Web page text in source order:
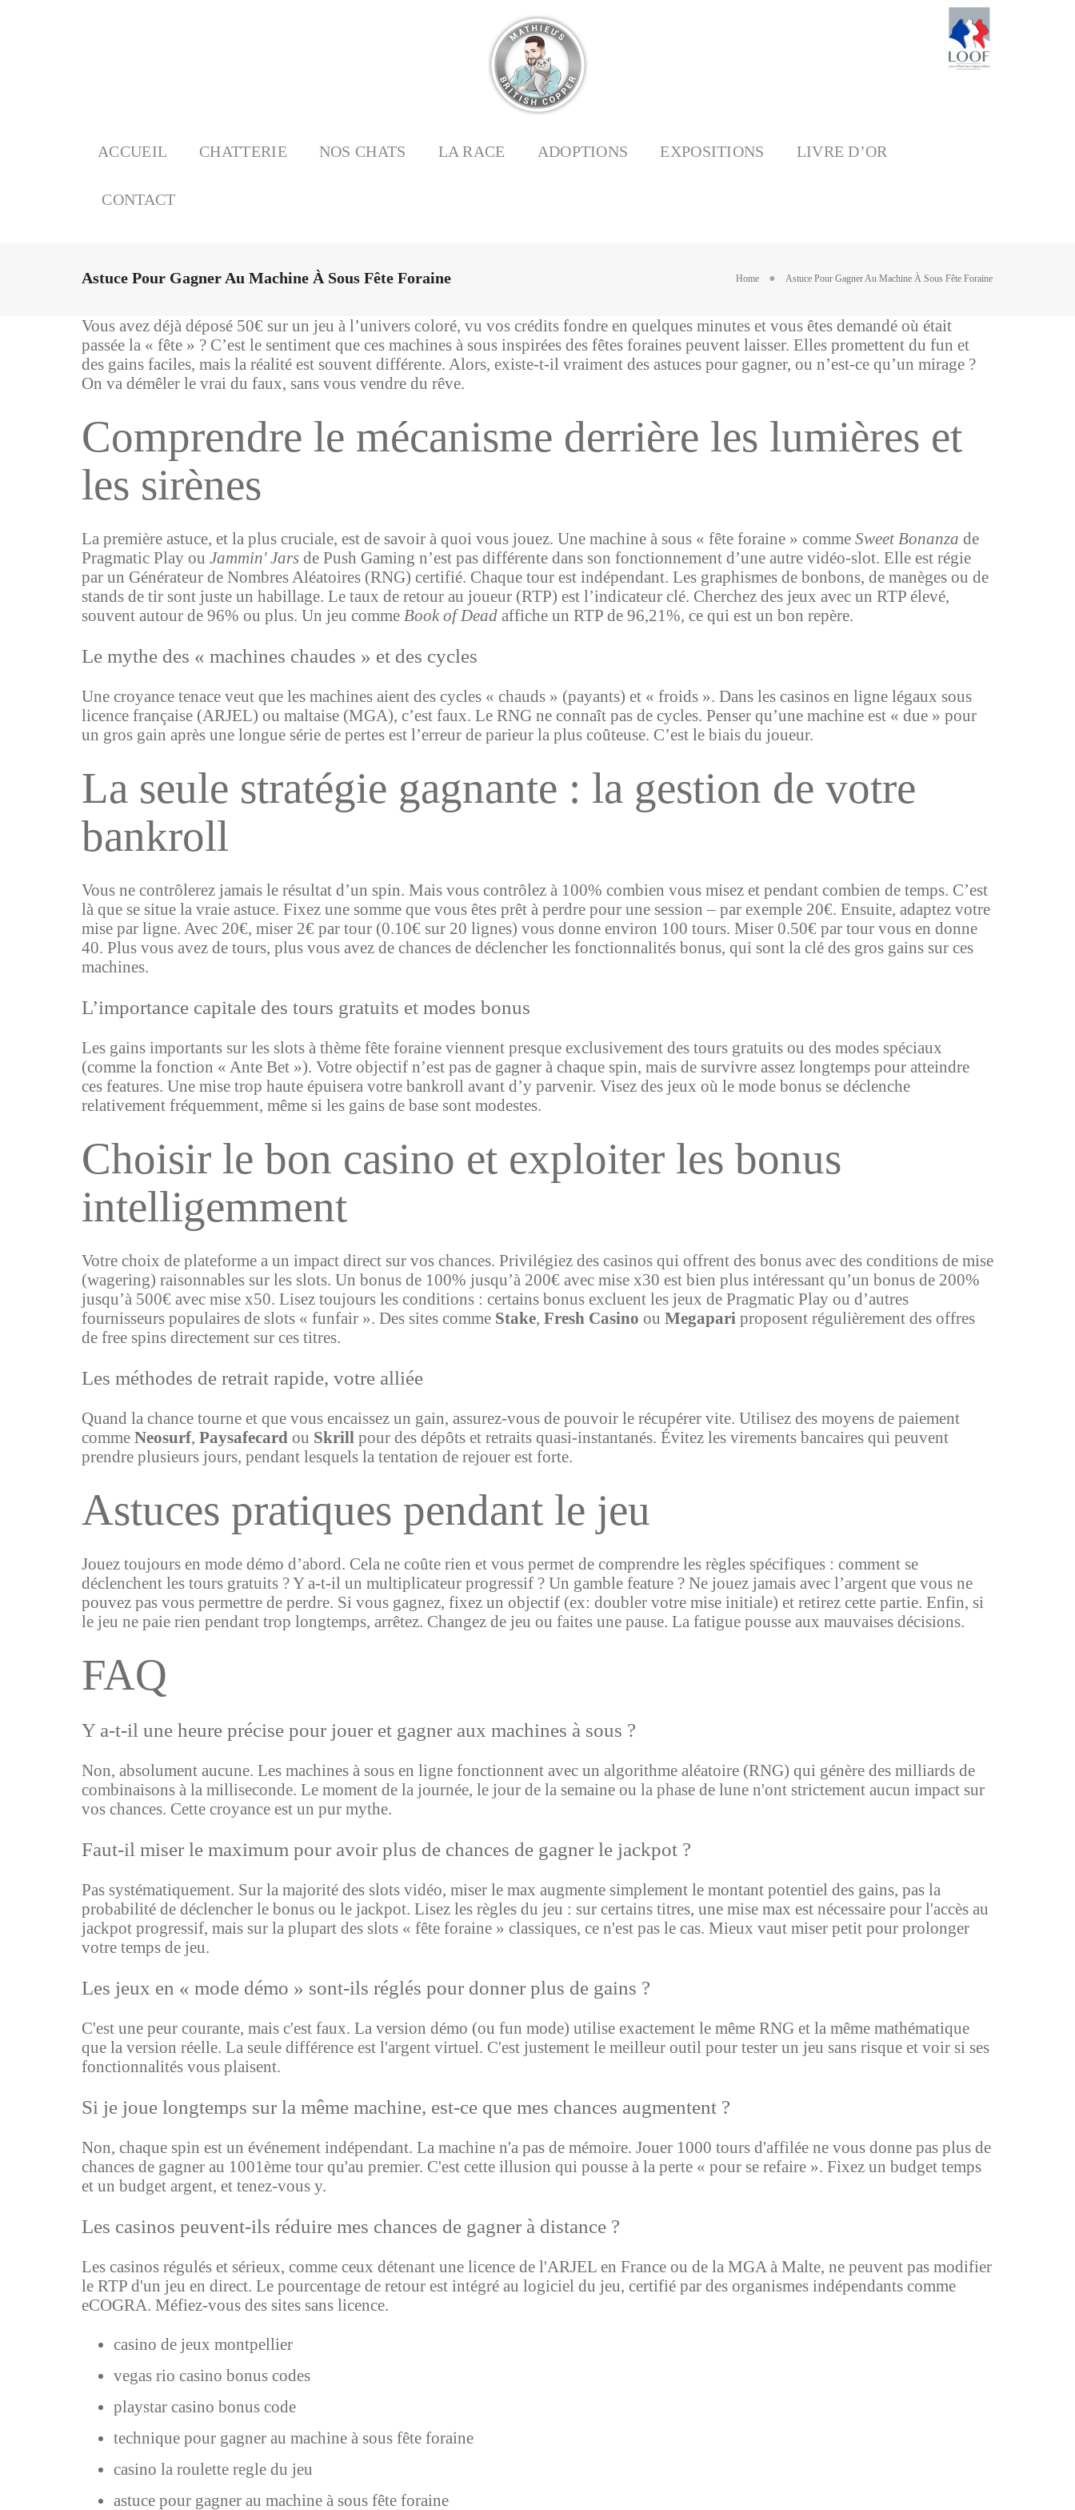
ACCUEIL CHATTERIE NOS CHATS LA RACE ADOPTIONS EXPOSITIONS LIVRE D’OR
CONTACT
Astuce Pour Gagner Au Machine À Sous Fête Foraine Home Astuce Pour Gagner Au Machine À Sous Fête Foraine
Vous avez déjà déposé 50€ sur un jeu à l’univers coloré, vu vos crédits fondre en quelques minutes et vous êtes demandé où était
passée la « fête » ? C’est le sentiment que ces machines à sous inspirées des fêtes foraines peuvent laisser. Elles promettent du fun et
des gains faciles, mais la réalité est souvent différente. Alors, existe-t-il vraiment des astuces pour gagner, ou n’est-ce qu’un mirage ?
On va démêler le vrai du faux, sans vous vendre du rêve.
Comprendre le mécanisme derrière les lumières et
les sirènes
La première astuce, et la plus cruciale, est de savoir à quoi vous jouez. Une machine à sous « fête foraine » comme Sweet Bonanza de
Pragmatic Play ou Jammin' Jars de Push Gaming n’est pas différente dans son fonctionnement d’une autre vidéo-slot. Elle est régie
par un Générateur de Nombres Aléatoires (RNG) certifié. Chaque tour est indépendant. Les graphismes de bonbons, de manèges ou de
stands de tir sont juste un habillage. Le taux de retour au joueur (RTP) est l’indicateur clé. Cherchez des jeux avec un RTP élevé,
souvent autour de 96% ou plus. Un jeu comme Book of Dead affiche un RTP de 96,21%, ce qui est un bon repère.
Le mythe des « machines chaudes » et des cycles
Une croyance tenace veut que les machines aient des cycles « chauds » (payants) et « froids ». Dans les casinos en ligne légaux sous
licence française (ARJEL) ou maltaise (MGA), c’est faux. Le RNG ne connaît pas de cycles. Penser qu’une machine est « due » pour
un gros gain après une longue série de pertes est l’erreur de parieur la plus coûteuse. C’est le biais du joueur.
La seule stratégie gagnante : la gestion de votre
bankroll
Vous ne contrôlerez jamais le résultat d’un spin. Mais vous contrôlez à 100% combien vous misez et pendant combien de temps. C’est
là que se situe la vraie astuce. Fixez une somme que vous êtes prêt à perdre pour une session – par exemple 20€. Ensuite, adaptez votre
mise par ligne. Avec 20€, miser 2€ par tour (0.10€ sur 20 lignes) vous donne environ 100 tours. Miser 0.50€ par tour vous en donne
40. Plus vous avez de tours, plus vous avez de chances de déclencher les fonctionnalités bonus, qui sont la clé des gros gains sur ces
machines.
L’importance capitale des tours gratuits et modes bonus
Les gains importants sur les slots à thème fête foraine viennent presque exclusivement des tours gratuits ou des modes spéciaux
(comme la fonction « Ante Bet »). Votre objectif n’est pas de gagner à chaque spin, mais de survivre assez longtemps pour atteindre
ces features. Une mise trop haute épuisera votre bankroll avant d’y parvenir. Visez des jeux où le mode bonus se déclenche
relativement fréquemment, même si les gains de base sont modestes.
Choisir le bon casino et exploiter les bonus
intelligemment
Votre choix de plateforme a un impact direct sur vos chances. Privilégiez des casinos qui offrent des bonus avec des conditions de mise
(wagering) raisonnables sur les slots. Un bonus de 100% jusqu’à 200€ avec mise x30 est bien plus intéressant qu’un bonus de 200%
jusqu’à 500€ avec mise x50. Lisez toujours les conditions : certains bonus excluent les jeux de Pragmatic Play ou d’autres
fournisseurs populaires de slots « funfair ». Des sites comme Stake, Fresh Casino ou Megapari proposent régulièrement des offres
de free spins directement sur ces titres.
Les méthodes de retrait rapide, votre alliée
Quand la chance tourne et que vous encaissez un gain, assurez-vous de pouvoir le récupérer vite. Utilisez des moyens de paiement
comme Neosurf, Paysafecard ou Skrill pour des dépôts et retraits quasi-instantanés. Évitez les virements bancaires qui peuvent
prendre plusieurs jours, pendant lesquels la tentation de rejouer est forte.
Astuces pratiques pendant le jeu
Jouez toujours en mode démo d’abord. Cela ne coûte rien et vous permet de comprendre les règles spécifiques : comment se
déclenchent les tours gratuits ? Y a-t-il un multiplicateur progressif ? Un gamble feature ? Ne jouez jamais avec l’argent que vous ne
pouvez pas vous permettre de perdre. Si vous gagnez, fixez un objectif (ex: doubler votre mise initiale) et retirez cette partie. Enfin, si
le jeu ne paie rien pendant trop longtemps, arrêtez. Changez de jeu ou faites une pause. La fatigue pousse aux mauvaises décisions.
FAQ
Y a-t-il une heure précise pour jouer et gagner aux machines à sous ?
Non, absolument aucune. Les machines à sous en ligne fonctionnent avec un algorithme aléatoire (RNG) qui génère des milliards de
combinaisons à la milliseconde. Le moment de la journée, le jour de la semaine ou la phase de lune n'ont strictement aucun impact sur
vos chances. Cette croyance est un pur mythe.
Faut-il miser le maximum pour avoir plus de chances de gagner le jackpot ?
Pas systématiquement. Sur la majorité des slots vidéo, miser le max augmente simplement le montant potentiel des gains, pas la
probabilité de déclencher le bonus ou le jackpot. Lisez les règles du jeu : sur certains titres, une mise max est nécessaire pour l'accès au
jackpot progressif, mais sur la plupart des slots « fête foraine » classiques, ce n'est pas le cas. Mieux vaut miser petit pour prolonger
votre temps de jeu.
Les jeux en « mode démo » sont-ils réglés pour donner plus de gains ?
C'est une peur courante, mais c'est faux. La version démo (ou fun mode) utilise exactement le même RNG et la même mathématique
que la version réelle. La seule différence est l'argent virtuel. C'est justement le meilleur outil pour tester un jeu sans risque et voir si ses
fonctionnalités vous plaisent.
Si je joue longtemps sur la même machine, est-ce que mes chances augmentent ?
Non, chaque spin est un événement indépendant. La machine n'a pas de mémoire. Jouer 1000 tours d'affilée ne vous donne pas plus de
chances de gagner au 1001ème tour qu'au premier. C'est cette illusion qui pousse à la perte « pour se refaire ». Fixez un budget temps
et un budget argent, et tenez-vous y.
Les casinos peuvent-ils réduire mes chances de gagner à distance ?
Les casinos régulés et sérieux, comme ceux détenant une licence de l'ARJEL en France ou de la MGA à Malte, ne peuvent pas modifier
le RTP d'un jeu en direct. Le pourcentage de retour est intégré au logiciel du jeu, certifié par des organismes indépendants comme
eCOGRA. Méfiez-vous des sites sans licence.
casino de jeux montpellier
vegas rio casino bonus codes
playstar casino bonus code
technique pour gagner au machine à sous fête foraine
casino la roulette regle du jeu
astuce pour gagner au machine à sous fête foraine